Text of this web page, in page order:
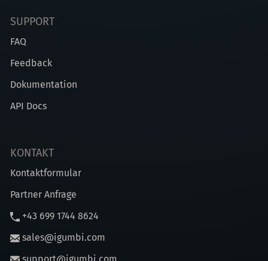
SUPPORT
FAQ
Feedback
Dokumentation
API Docs
KONTAKT
Kontaktformular
Partner Anfrage
+43 699 1744 8624
sales@igumbi.com